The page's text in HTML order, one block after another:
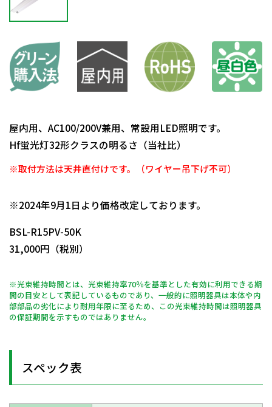
屋内用、AC100/200V兼用、常設用LED照明です。
Hf蛍光灯32形クラスの明るさ（当社比）
※取付方法は天井直付けです。（ワイヤー吊下げ不可）
※2024年9月1日より価格改定しております。
BSL-R15PV-50K
31,000円（税別）
※光束維持時間とは、光束維持率70％を基準とした有効に利用できる期
間の目安として表記しているものであり、一般的に照明器具は本体や内
部部品の劣化により耐用年限に至るため、この光束維持時間は照明器具
の保証期間を示すものではありません。
スペック表